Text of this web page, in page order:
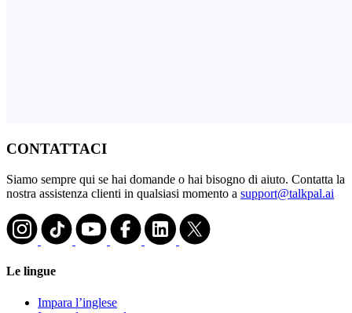
CONTATTACI
Siamo sempre qui se hai domande o hai bisogno di aiuto. Contatta la
nostra assistenza clienti in qualsiasi momento a support@talkpal.ai
Le lingue
Impara l’inglese